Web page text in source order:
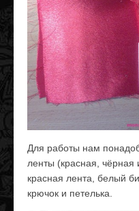
Для работы нам
ленты (красная, чёрная
красная лента, белый
крючок и петелька.